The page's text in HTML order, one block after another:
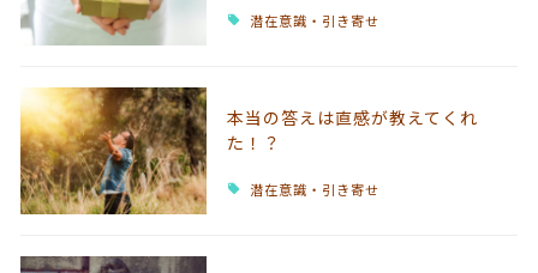
潜在意識・引き寄せ
本当の答えは直感が教えてくれ
た！？
潜在意識・引き寄せ